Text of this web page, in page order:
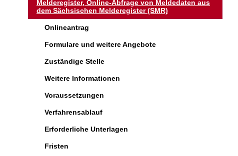
Melderegister, Online-Abfrage von Meldedaten aus
dem Sächsischen Melderegister (SMR)
Onlineantrag
Formulare und weitere Angebote
Zuständige Stelle
Weitere Informationen
Voraussetzungen
Verfahrensablauf
Erforderliche Unterlagen
Fristen